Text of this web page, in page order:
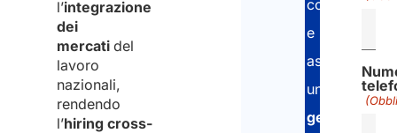
l’integrazione
dei
mercatidel
lavoro
nazionali,
rendendo
l’hiring cross-
costi
e
assicurare
una
gestione